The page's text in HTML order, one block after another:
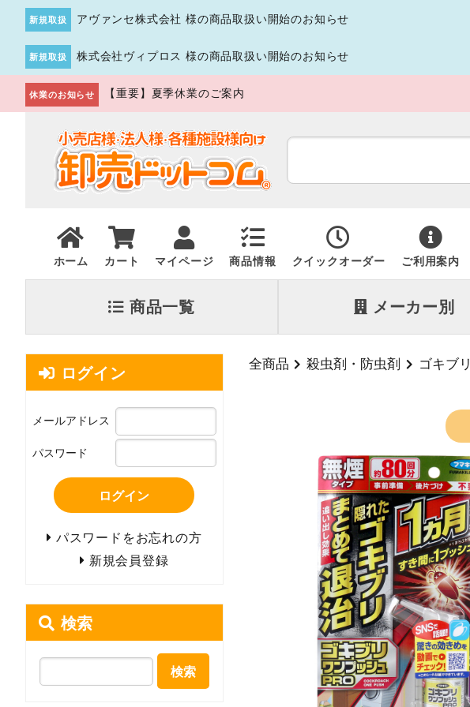
新規取扱 アヴァンセ株式会社 様の商品取扱い開始のお知らせ
新規取扱 株式会社ヴィプロス 様の商品取扱い開始のお知らせ
休業のお知らせ 【重要】夏季休業のご案内
ホーム カート マイページ 商品情報 クイックオーダー ご利用案内
商品一覧 メーカー別
全商品 殺虫剤・防虫剤 ゴキブリ
ログイン
メールアドレス
パスワード
ログイン
パスワードをお忘れの方
新規会員登録
検索
検索